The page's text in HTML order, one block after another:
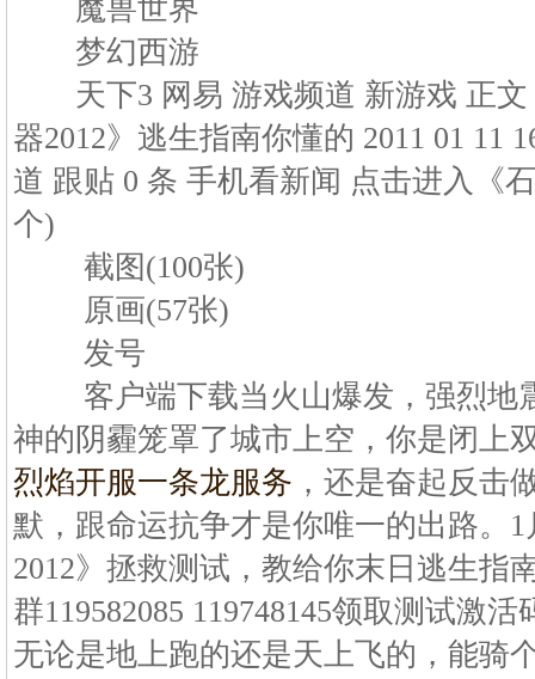
魔兽世界
梦幻西游
天下3 网易 游戏频道 新游戏 正文
器2012》逃生指南你懂的 2011 01 11
道 跟贴 0 条 手机看新闻 点击进入《
个)
截图(100张)
原画(57张)
发号
客户端下载当火山爆发，强烈地
神的阴霾笼罩了城市上空，你是闭上
烈焰开服一条龙服务 ，还是奋起反击
默，跟命运抗争才是你唯一的出路。1
2012》拯救测试，教给你末日逃生指
群119582085 119748145领取测试激
无论是地上跑的还是天上飞的，能骑